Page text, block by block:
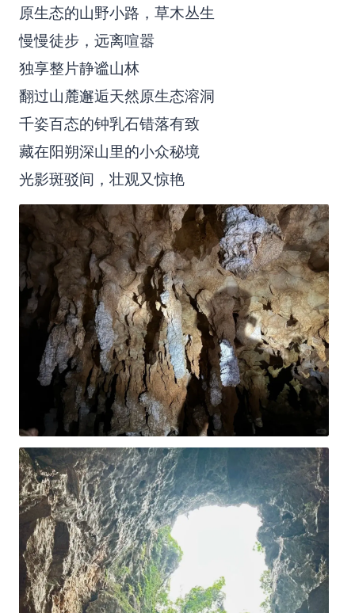
原生态的山野小路，草木丛生
慢慢徒步，远离喧嚣
独享整片静谧山林
翻过山麓邂逅天然原生态溶洞
千姿百态的钟乳石错落有致
藏在阳朔深山里的小众秘境
光影斑驳间，壮观又惊艳